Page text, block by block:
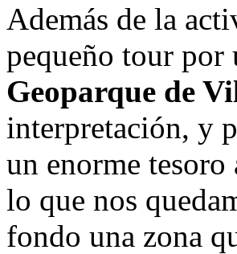
Además de la
pequeño tour por
Geoparque de
interpretación, y
un enorme
lo que nos
fondo una zona